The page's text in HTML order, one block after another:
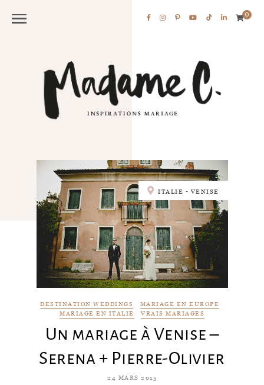
0
ITALIE - VENISE
DESTINATION WEDDINGS
MARIAGE EN EUROPE
MARIAGE EN ITALIE
VRAIS MARIAGES
Un mariage à Venise –
Serena + Pierre-Olivier
24 MARS 2015